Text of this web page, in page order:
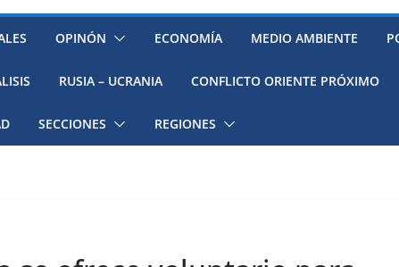
OPINÓN ECONOMÍA MEDIO AMBIENTE
RUSIA – UCRANIA CONFLICTO ORIENTE PRÓXIMO
SECCIONES REGIONES